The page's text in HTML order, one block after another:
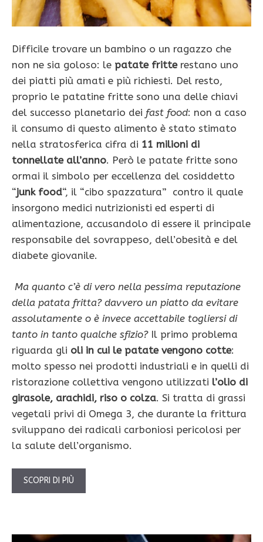
Difficile trovare un bambino o un ragazzo che
non ne sia goloso: le patate fritterestano uno
dei piatti più amati e più richiesti. Del resto,
proprio le patatine fritte sono una delle chiavi
del successo planetario dei fast food: non a caso
il consumo di questo alimento è stato sti­mato
nella stratosferica cifra di 11 milioni di
tonnellate al­l’anno. Però le patate fritte sono
ormai il simbolo per ec­cellenza del cosiddetto
“junk food“, il “cibo spazzatura” contro il quale
insorgono medici nutrizionisti ed esperti di
alimentazione, accusandolo di essere il principale
responsabile del sovrappeso, dell’obesità e del
diabete giovanile.
Ma quanto c’è di vero nella pessi­ma reputazione
della patata fritta? davvero un piatto da evitare
assolutamente o è invece accettabile togliersi di
tanto in tanto qualche sfizio?Il primo problema
riguarda gli oli in cui le patate vengono cotte:
molto spesso nei prodotti industriali e in quelli di
ristorazione collettiva vengono utilizzati l’olio di
girasole, arachidi, riso o colza. Si tratta di grassi
vegetali privi di Omega 3, che durante la frittura
sviluppano dei radicali carboniosi pericolosi per
la salute dell’organismo.
SCOPRI DI PIÙ